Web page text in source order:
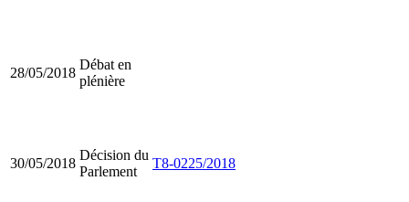
28/05/2018
Débat en
plénière
30/05/2018
Décision du
Parlement
T8-0225/2018